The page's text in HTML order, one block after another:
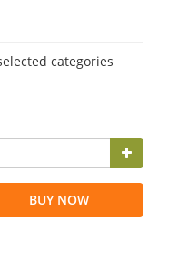
categories
BUY NOW